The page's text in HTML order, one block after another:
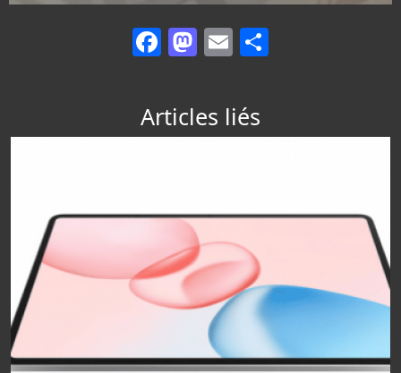
Facebook
Mastodon
Email
Articles liés